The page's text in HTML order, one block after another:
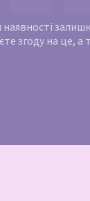
наявності
згоду на це,